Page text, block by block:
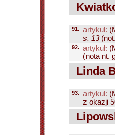
91. artykuł:
s. 13
92. artykuł:
(nota nt.
Linda
93. artykuł:
z okazji